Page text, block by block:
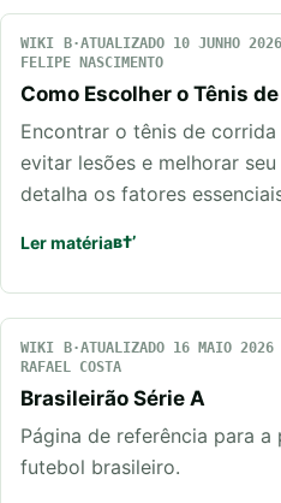
WIKI ATUALIZADO 10 JUNHO 2026
FELIPE NASCIMENTO
Como Escolher o Tênis
Encontrar o tênis de
evitar lesões e melhorar
detalha os fatores
Ler matéria
WIKI ATUALIZADO 16 MAIO 2026
RAFAEL COSTA
Brasileirão Série A
Página de referência para
futebol brasileiro.